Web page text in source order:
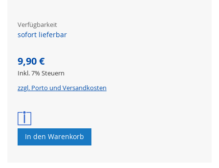
Verfügbarkeit
sofort lieferbar
9,90 €
Inkl. 7% Steuern
zzgl. Porto und Versandkosten
In den Warenkorb